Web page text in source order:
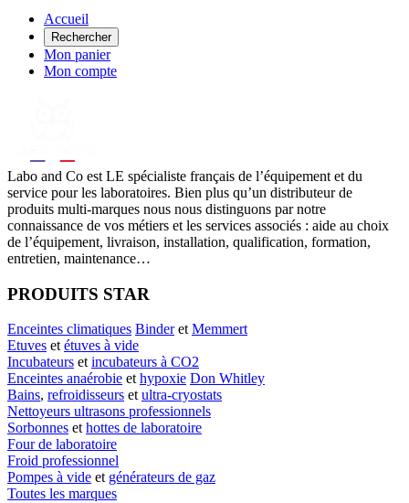
Accueil
Rechercher
Mon panier
Mon compte
Labo and Co est LE spécialiste français de l’équipement et du
service pour les laboratoires. Bien plus qu’un distributeur de
produits multi-marques nous nous distinguons par notre
connaissance de vos métiers et les services associés : aide au choix
de l’équipement, livraison, installation, qualification, formation,
entretien, maintenance…
PRODUITS STAR
Enceintes climatiques Binderet Memmert
Etuves et étuves à vide
Incubateurs et incubateurs à CO2
Enceintes anaérobie et hypoxie Don Whitley
Bains, refroidisseurs et ultra-cryostats
Nettoyeurs ultrasons professionnels
Sorbonnes et hottes de laboratoire
Four de laboratoire
Froid professionnel
Pompes à vide et générateurs de gaz
Toutes les marques